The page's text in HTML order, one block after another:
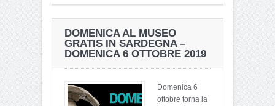
DOMENICA AL MUSEO
GRATIS IN SARDEGNA –
DOMENICA 6 OTTOBRE 2019
Domenica 6
ottobre torna la